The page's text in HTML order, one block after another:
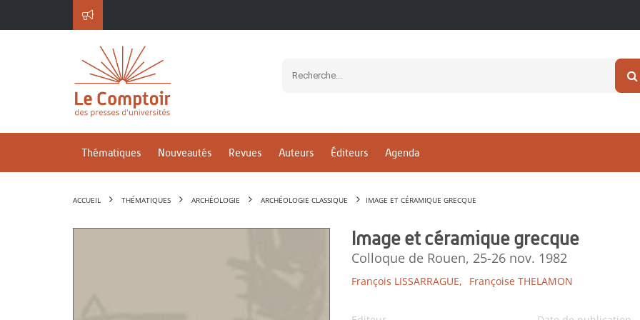
Thématiques Nouveautés Revues Auteurs Éditeurs Agenda
ACCUEIL THÉMATIQUES ARCHÉOLOGIE ARCHÉOLOGIE CLASSIQUE IMAGE ET CÉRAMIQUE GRECQUE
Image et céramique grecque
Colloque de Rouen, 25-26 nov. 1982
François LISSARRAGUE, Françoise THELAMON